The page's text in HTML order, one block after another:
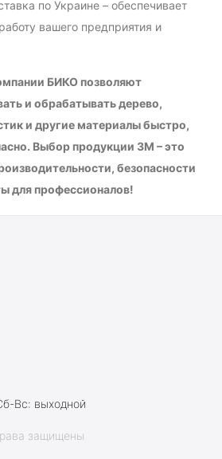
по Украине – обеспечивает
вашего предприятия и
БИКО позволяют
и обрабатывать дерево,
и другие материалы быстро,
Выбор продукции 3М – это
безопасности
для профессионалов!
Вс: выходной
защищены